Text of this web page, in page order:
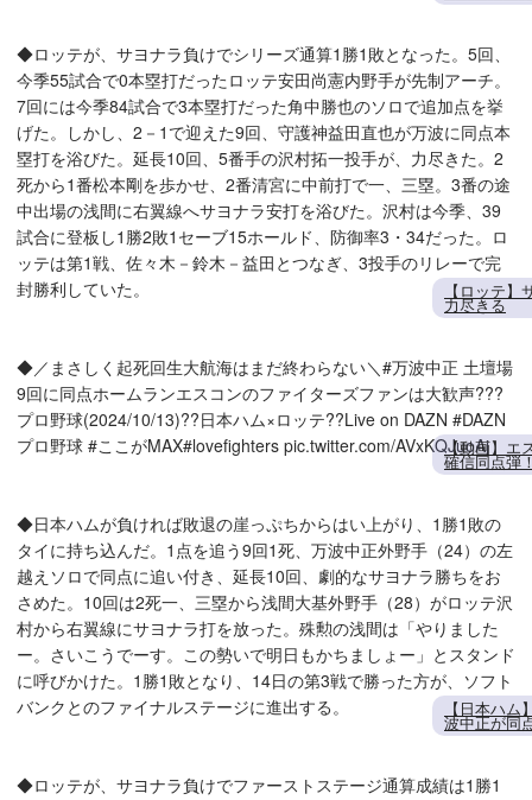
◆ロッテが、サヨナラ負けでシリーズ通算1勝1敗となった。5回、
今季55試合で0本塁打だったロッテ安田尚憲内野手が先制アーチ。
7回には今季84試合で3本塁打だった角中勝也のソロで追加点を挙
げた。しかし、2－1で迎えた9回、守護神益田直也が万波に同点本
塁打を浴びた。延長10回、5番手の沢村拓一投手が、力尽きた。2
死から1番松本剛を歩かせ、2番清宮に中前打で一、三塁。3番の途
中出場の浅間に右翼線へサヨナラ安打を浴びた。沢村は今季、39
試合に登板し1勝2敗1セーブ15ホールド、防御率3・34だった。ロ
ッテは第1戦、佐々木－鈴木－益田とつなぎ、3投手のリレーで完
封勝利していた。
【ロッテ
力尽きる
◆／まさしく起死回生大航海はまだ終わらない＼#万波中正 土壇場
9回に同点ホームランエスコンのファイターズファンは大歓声???
プロ野球(2024/10/13)??日本ハム×ロッテ??Live on DAZN #DAZN
プロ野球 #ここがMAX#lovefighters pic.twitter.com/AVxKQJuoAj
【動画】エ
確信同点弾
◆日本ハムが負ければ敗退の崖っぷちからはい上がり、1勝1敗の
タイに持ち込んだ。1点を追う9回1死、万波中正外野手（24）の左
越えソロで同点に追い付き、延長10回、劇的なサヨナラ勝ちをお
さめた。10回は2死一、三塁から浅間大基外野手（28）がロッテ沢
村から右翼線にサヨナラ打を放った。殊勲の浅間は「やりました
ー。さいこうでーす。この勢いで明日もかちましょー」とスタンド
に呼びかけた。1勝1敗となり、14日の第3戦で勝った方が、ソフト
バンクとのファイナルステージに進出する。
【日本ハ
波中正が同
◆ロッテが、サヨナラ負けでファーストステージ通算成績は1勝1